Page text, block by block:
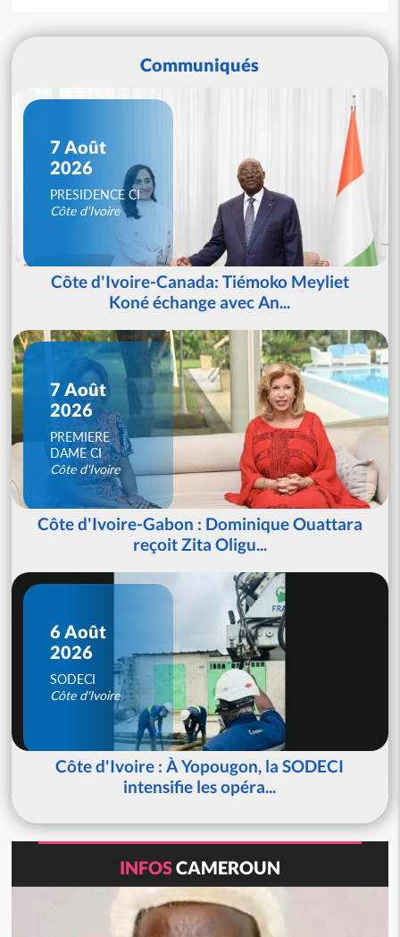
Communiqués
7 Août
2026
PRESIDENCE CI
Côte d'Ivoire
Côte d'Ivoire-Canada: Tiémoko Meyliet
Koné échange avec An...
7 Août
2026
PREMIERE
DAME CI
Côte d'Ivoire
Côte d'Ivoire-Gabon : Dominique Ouattara
reçoit Zita Oligu...
6 Août
2026
SODECI
Côte d'Ivoire
Côte d'Ivoire : À Yopougon, la SODECI
intensifie les opéra...
INFOSCAMEROUN